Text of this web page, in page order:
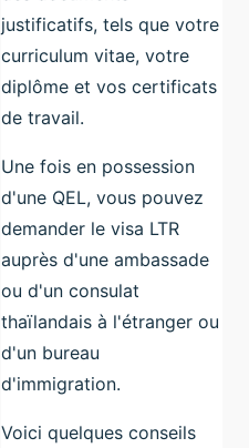
justificatifs, tels que votre
curriculum vitae, votre
diplôme et vos certificats
de travail.
Une fois en possession
d'une QEL, vous pouvez
demander le visa LTR
auprès d'une ambassade
ou d'un consulat
thaïlandais à l'étranger ou
d'un bureau
d'immigration.
Voici quelques conseils